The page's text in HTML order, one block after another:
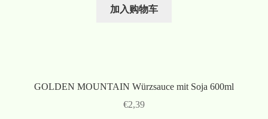
加入购物车
GOLDEN MOUNTAIN Würzsauce mit Soja 600ml
€2,39